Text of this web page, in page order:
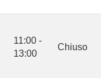
11:00 -
13:00
Chiuso